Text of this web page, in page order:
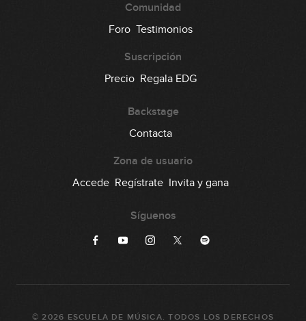
Comunidad
Foro Testimonios
Suscripción
Precio Regala EDG
Backstage
Contacta
Zona de usuario
Accede Regístrate Invita y gana
Síguenos
©2026 ESCUELA DE MÚSICA. TODOS LOS DERECHOS